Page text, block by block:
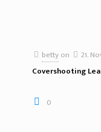
bettyon
21.
Covershooting
0